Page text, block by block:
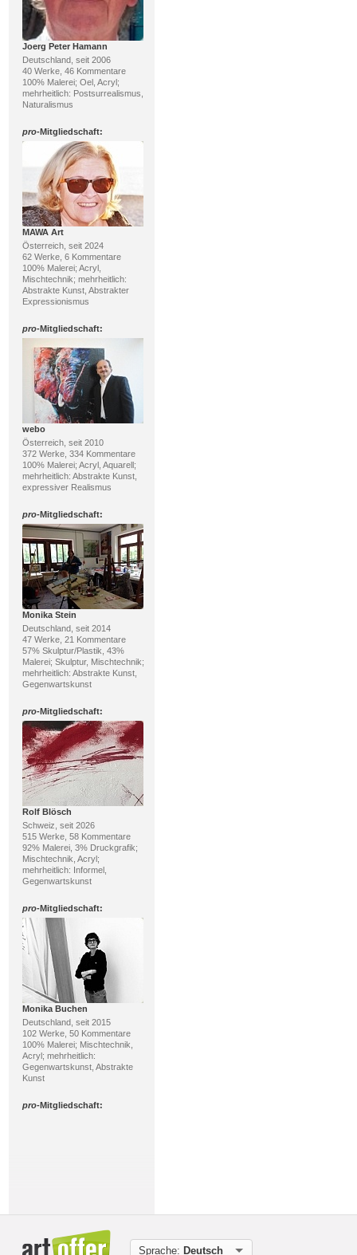
Joerg Peter Hamann
Deutschland, seit 2006
40 Werke, 46 Kommentare
100% Malerei; Oel, Acryl;
mehrheitlich: Postsurrealismus,
Naturalismus
pro-Mitgliedschaft:
MAWA Art
Österreich, seit 2024
62 Werke, 6 Kommentare
100% Malerei; Acryl,
Mischtechnik; mehrheitlich:
Abstrakte Kunst, Abstrakter
Expressionismus
pro-Mitgliedschaft:
webo
Österreich, seit 2010
372 Werke, 334 Kommentare
100% Malerei; Acryl, Aquarell;
mehrheitlich: Abstrakte Kunst,
expressiver Realismus
pro-Mitgliedschaft:
Monika Stein
Deutschland, seit 2014
47 Werke, 21 Kommentare
57% Skulptur/Plastik, 43%
Malerei; Skulptur, Mischtechnik;
mehrheitlich: Abstrakte Kunst,
Gegenwartskunst
pro-Mitgliedschaft:
Rolf Blösch
Schweiz, seit 2026
515 Werke, 58 Kommentare
92% Malerei, 3% Druckgrafik;
Mischtechnik, Acryl;
mehrheitlich: Informel,
Gegenwartskunst
pro-Mitgliedschaft:
Monika Buchen
Deutschland, seit 2015
102 Werke, 50 Kommentare
100% Malerei; Mischtechnik,
Acryl; mehrheitlich:
Gegenwartskunst, Abstrakte
Kunst
pro-Mitgliedschaft:
Thomas Stephan
Sprache: Deutsch